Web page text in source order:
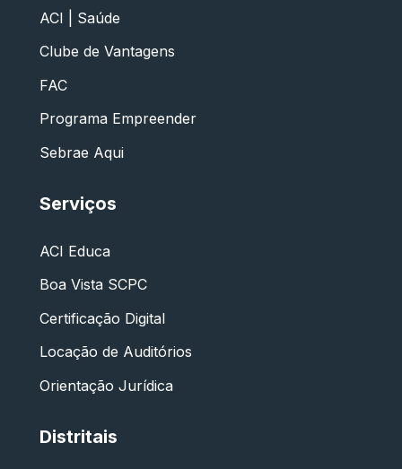
ACI | Saúde
Clube de Vantagens
FAC
Programa Empreender
Sebrae Aqui
Serviços
ACI Educa
Boa Vista SCPC
Certificação Digital
Locação de Auditórios
Orientação Jurídica
Distritais